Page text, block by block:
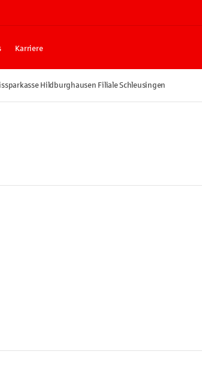
Karriere
Hildburghausen Filiale Schleusingen